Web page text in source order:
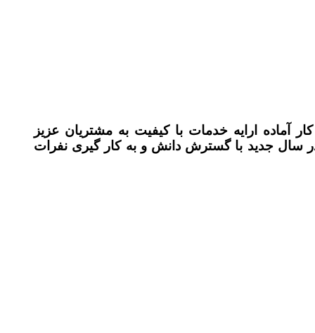
آماده ارایه خدمات با کیفیت به مشتریان عزیز
، ما مفتخریم که در سال جدید با گسترش دانش و به کار گیری نفرات